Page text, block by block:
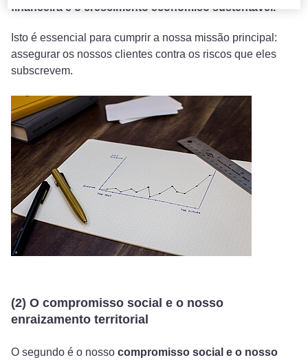
financeira e o crescimento económico sustentável.
Isto é essencial para cumprir a nossa missão principal:
assegurar os nossos clientes contra os riscos que eles
subscrevem.
(2) O compromisso social e o nosso
enraizamento territorial
O segundo é o nosso compromisso social e o nosso